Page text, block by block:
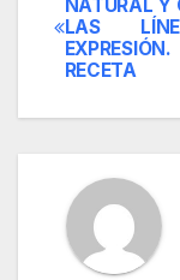
de
NATURAL Y
LAS
RECETA